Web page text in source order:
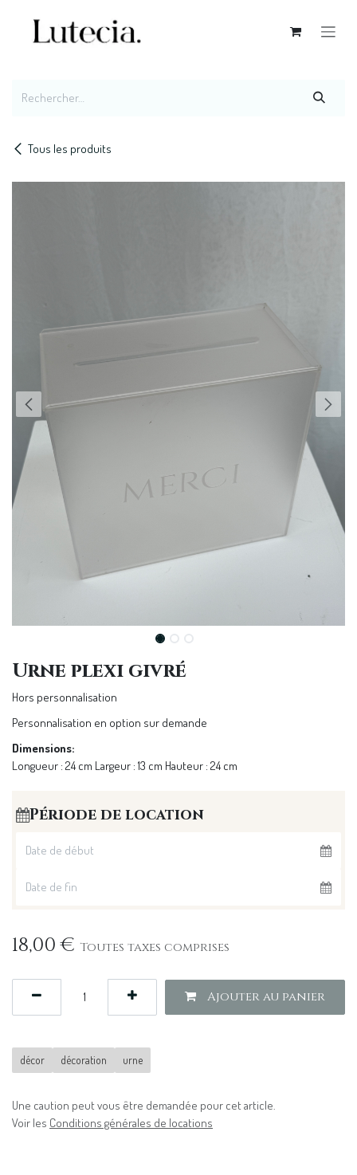
Tous les produits
Urne plexi givré
Hors personnalisation
Personnalisation en option sur demande
Dimensions:
Longueur : 24 cm Largeur : 13 cm Hauteur : 24 cm
Période de location
18,00€ Toutes taxes comprises
Ajouter au panier
décor décoration urne
Une caution peut vous être demandée pour cet article.
Voir les Conditions générales de locations